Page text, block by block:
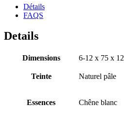
Détails
FAQS
Details
Dimensions 6-12 x 75 x 12
Teinte Naturel pâle
Essences Chêne blanc